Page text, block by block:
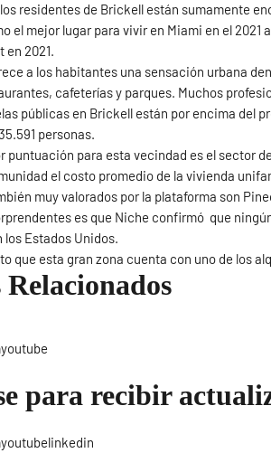
residentes de Brickell están sumamente
el mejor lugar para vivir en Miami en el
en 2021.
a los habitantes una sensación urbana
cafeterías y parques. Muchos
públicas en Brickell están por encima del
personas.
puntuación para esta vecindad es el sector
el costo promedio de la vivienda
muy valorados por la plataforma son
es que Niche confirmó que
los Estados Unidos.
que esta gran zona cuenta con uno de los
para recibir